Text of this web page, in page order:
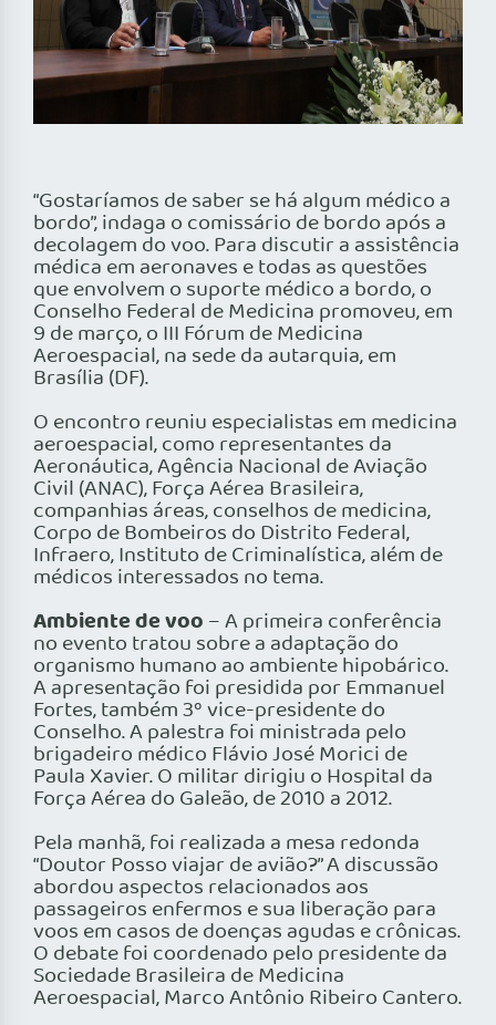
“Gostaríamos de saber se há algum médico a
bordo”, indaga o comissário de bordo após a
decolagem do voo. Para discutir a assistência
médica em aeronaves e todas as questões
que envolvem o suporte médico a bordo, o
Conselho Federal de Medicina promoveu, em
9 de março, o III Fórum de Medicina
Aeroespacial, na sede da autarquia, em
Brasília (DF).
O encontro reuniu especialistas em medicina
aeroespacial, como representantes da
Aeronáutica, Agência Nacional de Aviação
Civil (ANAC), Força Aérea Brasileira,
companhias áreas, conselhos de medicina,
Corpo de Bombeiros do Distrito Federal,
Infraero, Instituto de Criminalística, além de
médicos interessados no tema.
Ambiente de voo – A primeira conferência
no evento tratou sobre a adaptação do
organismo humano ao ambiente hipobárico.
A apresentação foi presidida por Emmanuel
Fortes, também 3º vice-presidente do
Conselho. A palestra foi ministrada pelo
brigadeiro médico Flávio José Morici de
Paula Xavier. O militar dirigiu o Hospital da
Força Aérea do Galeão, de 2010 a 2012.
Pela manhã, foi realizada a mesa redonda
“Doutor Posso viajar de avião?” A discussão
abordou aspectos relacionados aos
passageiros enfermos e sua liberação para
voos em casos de doenças agudas e crônicas.
O debate foi coordenado pelo presidente da
Sociedade Brasileira de Medicina
Aeroespacial, Marco Antônio Ribeiro Cantero.